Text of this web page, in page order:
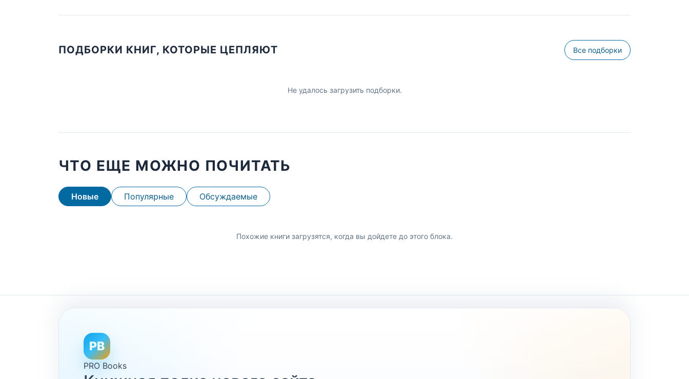
ПОДБОРКИ КНИГ, КОТОРЫЕ ЦЕПЛЯЮТ Все подборки
Не удалось загрузить подборки.
ЧТО ЕЩЕ МОЖНО ПОЧИТАТЬ
Новые Популярные Обсуждаемые
Похожие книги загрузятся, когда вы дойдете до этого блока.
PB
PRO Books